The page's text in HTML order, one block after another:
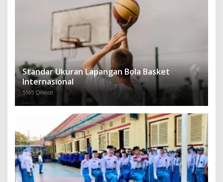
Standar Ukuran Lapangan Bola Basket
Internasional
5165 Dilihat